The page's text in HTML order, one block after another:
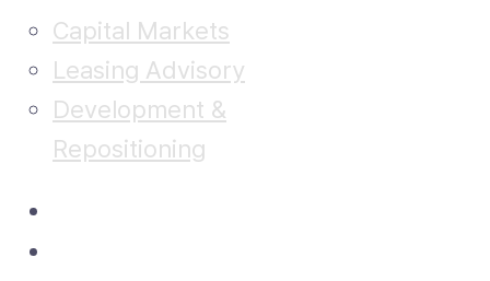
Capital Markets
Leasing Advisory
Development &
Repositioning